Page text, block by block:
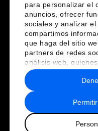
para personalizar el
anuncios, ofrecer
sociales y analizar el
compartimos
que haga del sitio
partners de redes
análisis web,
combinarla con otra
haya proporcionado
recopilado a partir
hecho de sus